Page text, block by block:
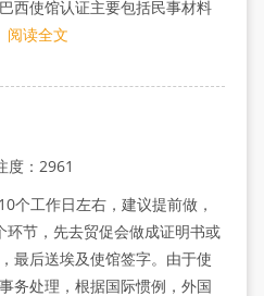
西使馆认证主要包括民事材料
阅读全文
：2961
个工作日左右，建议提前做，
节，先去贸促会做成证明书或
最后送埃及使馆签字。由于使
务处理，根据国际惯例，外国